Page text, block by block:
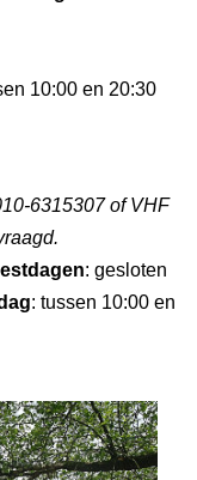
10:00 en 20:30
6315307 of VHF
: gesloten
: tussen 10:00 en